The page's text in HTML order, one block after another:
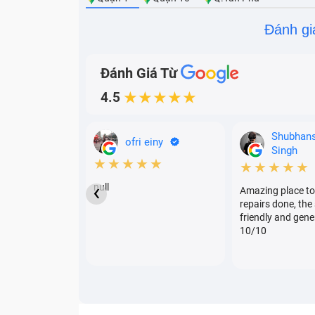
Cáp sạc
>> Xem thêm:
Tất tần tật các dịch vụ sửa
Lí Do Khiến Sạc Macbook Pro
Đánh
Đánh Giá Từ
4.5 ★★★★★
ofri einy
★★★★★
null
Singh
★★★★★
Amazing place
repairs done,
friendly and
10/10
‹